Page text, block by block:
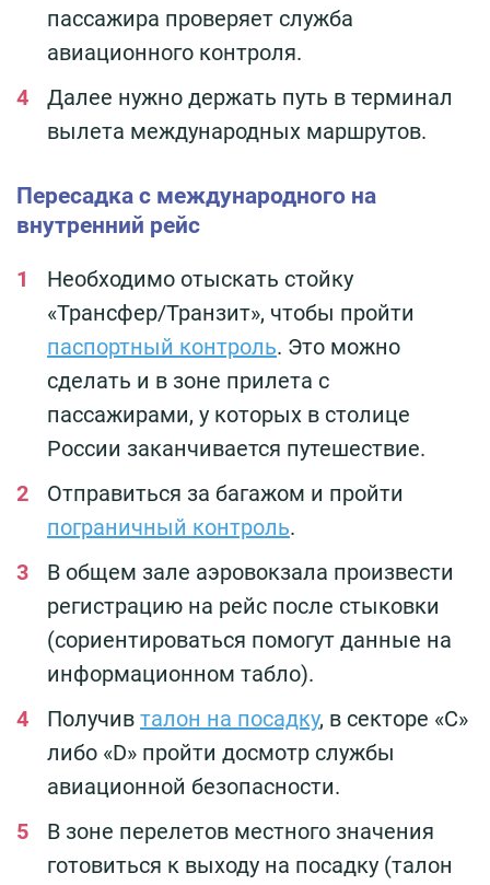
пассажира проверяет служба
авиационного контроля.
Далее нужно держать путь в терминал
вылета международных маршрутов.
Пересадка с международного на
внутренний рейс
Необходимо отыскать стойку
«Трансфер/Транзит», чтобы пройти
паспортный контроль. Это можно
сделать и в зоне прилета с
пассажирами, у которых в столице
России заканчивается путешествие.
Отправиться за багажом и пройти
пограничный контроль.
В общем зале аэровокзала произвести
регистрацию на рейс после стыковки
(сориентироваться помогут данные на
информационном табло).
Получив талон на посадку, в секторе «C»
либо «D» пройти досмотр службы
авиационной безопасности.
В зоне перелетов местного значения
готовиться к выходу на посадку (талон